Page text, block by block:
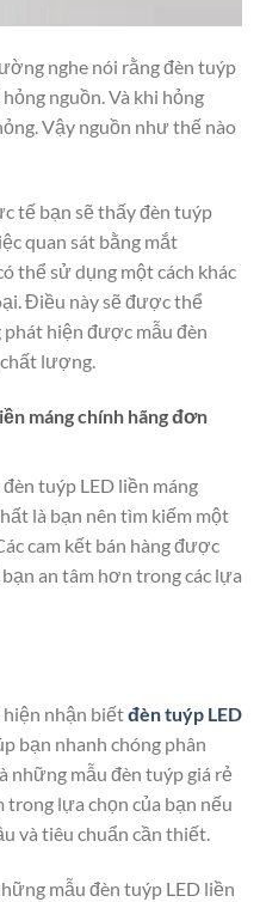
nghe nói rằng đèn tuýp
nguồn. Và khi hỏng
Vậy nguồn như thế nào
tế bạn sẽ thấy đèn tuýp
quan sát bằng mắt
thể sử dụng một cách khác
Điều này sẽ được thể
hiện được mẫu đèn
lượng.
máng chính hãng đơn
tuýp LED liền máng
là bạn nên tìm kiếm một
cam kết bán hàng được
an tâm hơn trong các lựa
hiện nhận biếtđèn tuýp LED
bạn nhanh chóng phân
những mẫu đèn tuýp giá rẻ
trong lựa chọn của bạn nếu
và tiêu chuẩn cần thiết.
mẫu đèn tuýp LED liền